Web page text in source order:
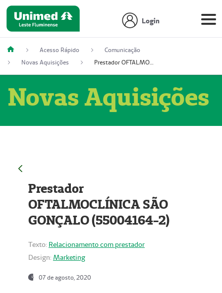
Login
Acesso Rápido
Comunicação
Novas Aquisições
Prestador OFTALMOCLÍNICA SÃO GONÇALO (55004164-2)
Novas Aquisições
Prestador
OFTALMOCLÍNICA SÃO
GONÇALO (55004164-2)
Texto: Relacionamento com prestador
Design: Marketing
07 de agosto, 2020